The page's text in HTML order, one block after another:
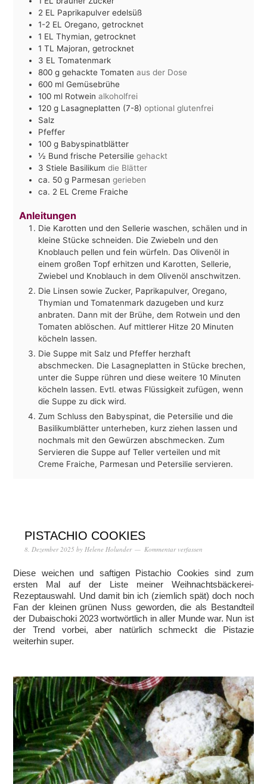
2 EL Paprikapulver edelsüß
1-2 EL Oregano, getrocknet
1 EL Thymian, getrocknet
1 TL Majoran, getrocknet
3 EL Tomatenmark
800 g gehackte Tomaten aus der Dose
600 ml Gemüsebrühe
100 ml Rotwein alkoholfrei
120 g Lasagneplatten (7-8) optional glutenfrei
Salz
Pfeffer
100 g Babyspinatblätter
½ Bund frische Petersilie gehackt
3 Stiele Basilikum die Blätter
ca. 50 g Parmesan gerieben
ca. 2 EL Creme Fraiche
Anleitungen
Die Karotten und den Sellerie waschen, schälen und in
kleine Stücke schneiden. Die Zwiebeln und den
Knoblauch pellen und fein würfeln. Das Olivenöl in
einem großen Topf erhitzen und Karotten, Sellerie,
Zwiebel und Knoblauch in dem Olivenöl anschwitzen.
Die Linsen sowie Zucker, Paprikapulver, Oregano,
Thymian und Tomatenmark dazugeben und kurz
anbraten. Dann mit der Brühe, dem Rotwein und den
Tomaten ablöschen. Auf mittlerer Hitze 20 Minuten
köcheln lassen.
Die Suppe mit Salz und Pfeffer herzhaft
abschmecken. Die Lasagneplatten in Stücke brechen,
unter die Suppe rühren und diese weitere 10 Minuten
köcheln lassen. Evtl. etwas Flüssigkeit zufügen, wenn
die Suppe zu dick wird.
Zum Schluss den Babyspinat, die Petersilie und die
Basilikumblätter unterheben, kurz ziehen lassen und
nochmals mit den Gewürzen abschmecken. Zum
Servieren die Suppe auf Teller verteilen und mit
Creme Fraiche, Parmesan und Petersilie servieren.
PISTACHIO COOKIES
8. Dezember 2025 by Helene Holunder Kommentar verfassen
Diese weichen und saftigen Pistachio Cookies sind zum
ersten Mal auf der Liste meiner Weihnachtsbäckerei-
Rezeptauswahl. Und damit bin ich (ziemlich spät) doch noch
Fan der kleinen grünen Nuss geworden, die als Bestandteil
der Dubaischoki 2023 wortwörtlich in aller Munde war. Nun ist
der Trend vorbei, aber natürlich schmeckt die Pistazie
weiterhin super.